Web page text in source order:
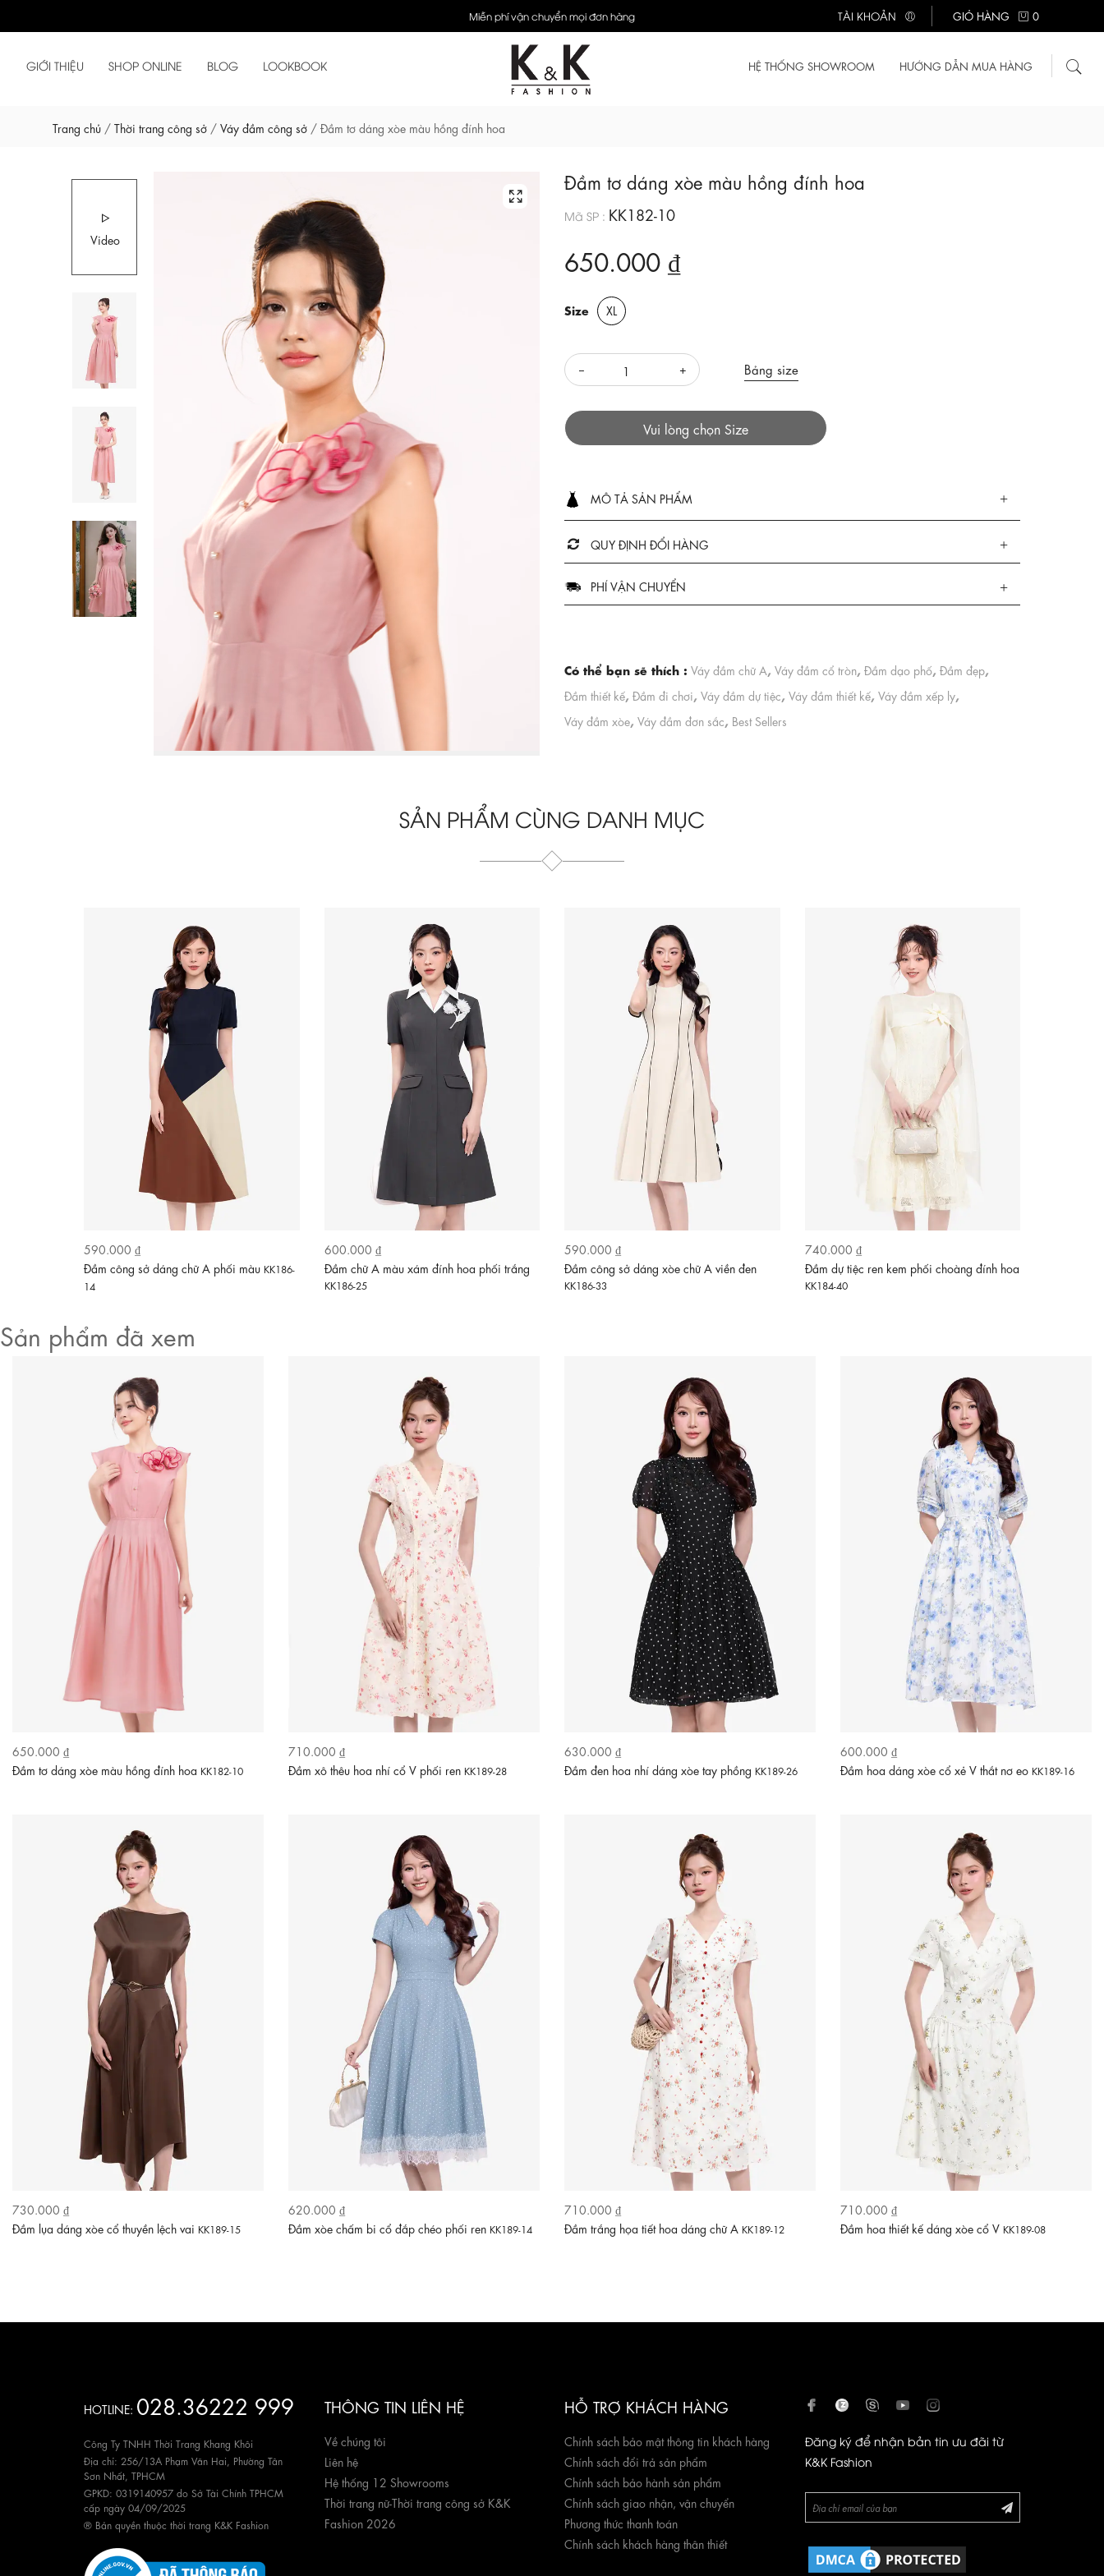
Miễn phí vận chuyển mọi đơn hàng TÀI KHOẢN GIỎ HÀNG 0
GIỚI THIỆU SHOP ONLINE BLOG LOOKBOOK HỆ THỐNG SHOWROOM HƯỚNG DẪN MUA HÀNG
Trang chủ / Thời trang công sở / Váy đầm công sở / Đầm tơ dáng xòe màu hồng đính hoa
Video
Đầm tơ dáng xòe màu hồng đính hoa
Mã SP : KK182-10
650.000 ₫
Size XL
Bảng size
Vui lòng chọn Size
MÔ TẢ SẢN PHẨM
QUY ĐỊNH ĐỔI HÀNG
PHÍ VẬN CHUYỂN
Có thể bạn sẽ thích : Váy đầm chữ A, Váy đầm cổ tròn, Đầm dạo phố, Đầm đẹp,
Đầm thiết kế, Đầm đi chơi, Váy đầm dự tiệc, Váy đầm thiết kế, Váy đầm xếp ly,
Váy đầm xòe, Váy đầm đơn sắc, Best Sellers
SẢN PHẨM CÙNG DANH MỤC
590.000 ₫
Đầm công sở dáng chữ A phối màu KK186-
14
600.000 ₫
Đầm chữ A màu xám đính hoa phối trắng
KK186-25
590.000 ₫
Đầm công sở dáng xòe chữ A viền đen
KK186-33
740.000 ₫
Đầm dự tiệc ren kem phối choàng đính hoa
KK184-40
Sản phẩm đã xem
650.000 ₫
Đầm tơ dáng xòe màu hồng đính hoa KK182-10
710.000 ₫
Đầm xô thêu hoa nhí cổ V phối ren KK189-28
630.000 ₫
Đầm đen hoa nhí dáng xòe tay phồng KK189-26
600.000 ₫
Đầm hoa dáng xòe cổ xẻ V thắt nơ eo KK189-16
730.000 ₫
Đầm lụa dáng xòe cổ thuyền lệch vai KK189-15
620.000 ₫
Đầm xòe chấm bi cổ đắp chéo phối ren KK189-14
710.000 ₫
Đầm trắng họa tiết hoa dáng chữ A KK189-12
710.000 ₫
Đầm hoa thiết kế dáng xòe cổ V KK189-08
HOTLINE: 028.36222 999
Công Ty TNHH Thời Trang Khang Khôi
Địa chỉ: 256/13A Phạm Văn Hai, Phường Tân
Sơn Nhất, TPHCM
GPKD: 0319140957 do Sở Tài Chính TPHCM
cấp ngày 04/09/2025
® Bản quyền thuộc thời trang K&K Fashion
THÔNG TIN LIÊN HỆ
Về chúng tôi
Liên hệ
Hệ thống 12 Showrooms
Thời trang nữ-Thời trang công sở K&K
Fashion 2026
HỖ TRỢ KHÁCH HÀNG
Chính sách bảo mật thông tin khách hàng
Chính sách đổi trả sản phẩm
Chính sách bảo hành sản phẩm
Chính sách giao nhận, vận chuyển
Phương thức thanh toán
Chính sách khách hàng thân thiết
Đăng ký để nhận bản tin ưu đãi từ
K&K Fashion